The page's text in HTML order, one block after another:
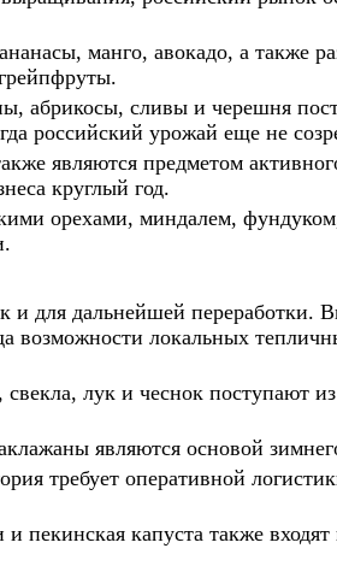
манго, авокадо, а также
абрикосы, сливы и черешня
российский урожай еще не
являются предметом
круглый год.
орехами, миндалем,
и для дальнейшей переработки.
возможности локальных
лук и чеснок поступают из
являются основой
требует оперативной
пекинская капуста также входят